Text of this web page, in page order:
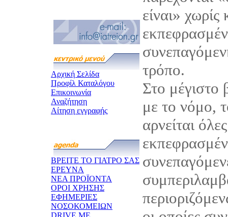
Αρχική Σελίδα
Προφίλ Καταλόγου
Επικοινωνία
Αναζήτηση
Αίτηση εγγραφής
ΒΡΕΙΤΕ ΤΟ ΓΙΑΤΡΟ ΣΑΣ
ΕΡΕΥΝΑ
ΝΕΑ ΠΡΟΪΟΝΤΑ
ΟΡΟΙ ΧΡΗΣΗΣ
ΕΦΗΜΕΡΙΕΣ
ΝΟΣΟΚΟΜΕΙΩΝ
DRIVE ME
είναι»
τρόπο.
Στο
με το νόμο,
αρνείται